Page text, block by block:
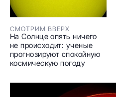
СМОТРИМ ВВЕРХ
На Солнце опять ничего
не происходит: ученые
прогнозируют спокойную
космическую погоду